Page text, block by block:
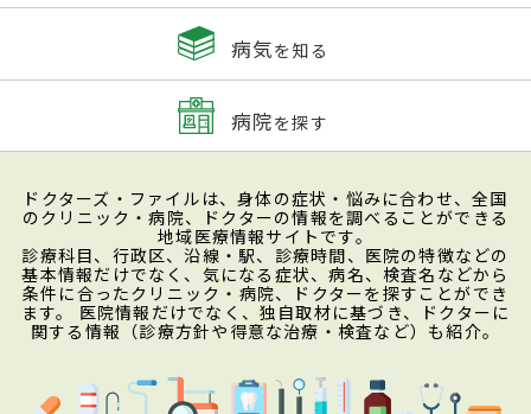
病気を知る
病院を探す
ドクターズ・ファイルは、身体の症状・悩みに合わせ、全国
のクリニック・病院、ドクターの情報を調べることができる
地域医療情報サイトです。
診療科目、行政区、沿線・駅、診療時間、医院の特徴などの
基本情報だけでなく、気になる症状、病名、検査名などから
条件に合ったクリニック・病院、ドクターを探すことができ
ます。 医院情報だけでなく、独自取材に基づき、ドクターに
関する情報（診療方針や得意な治療・検査など）も紹介。